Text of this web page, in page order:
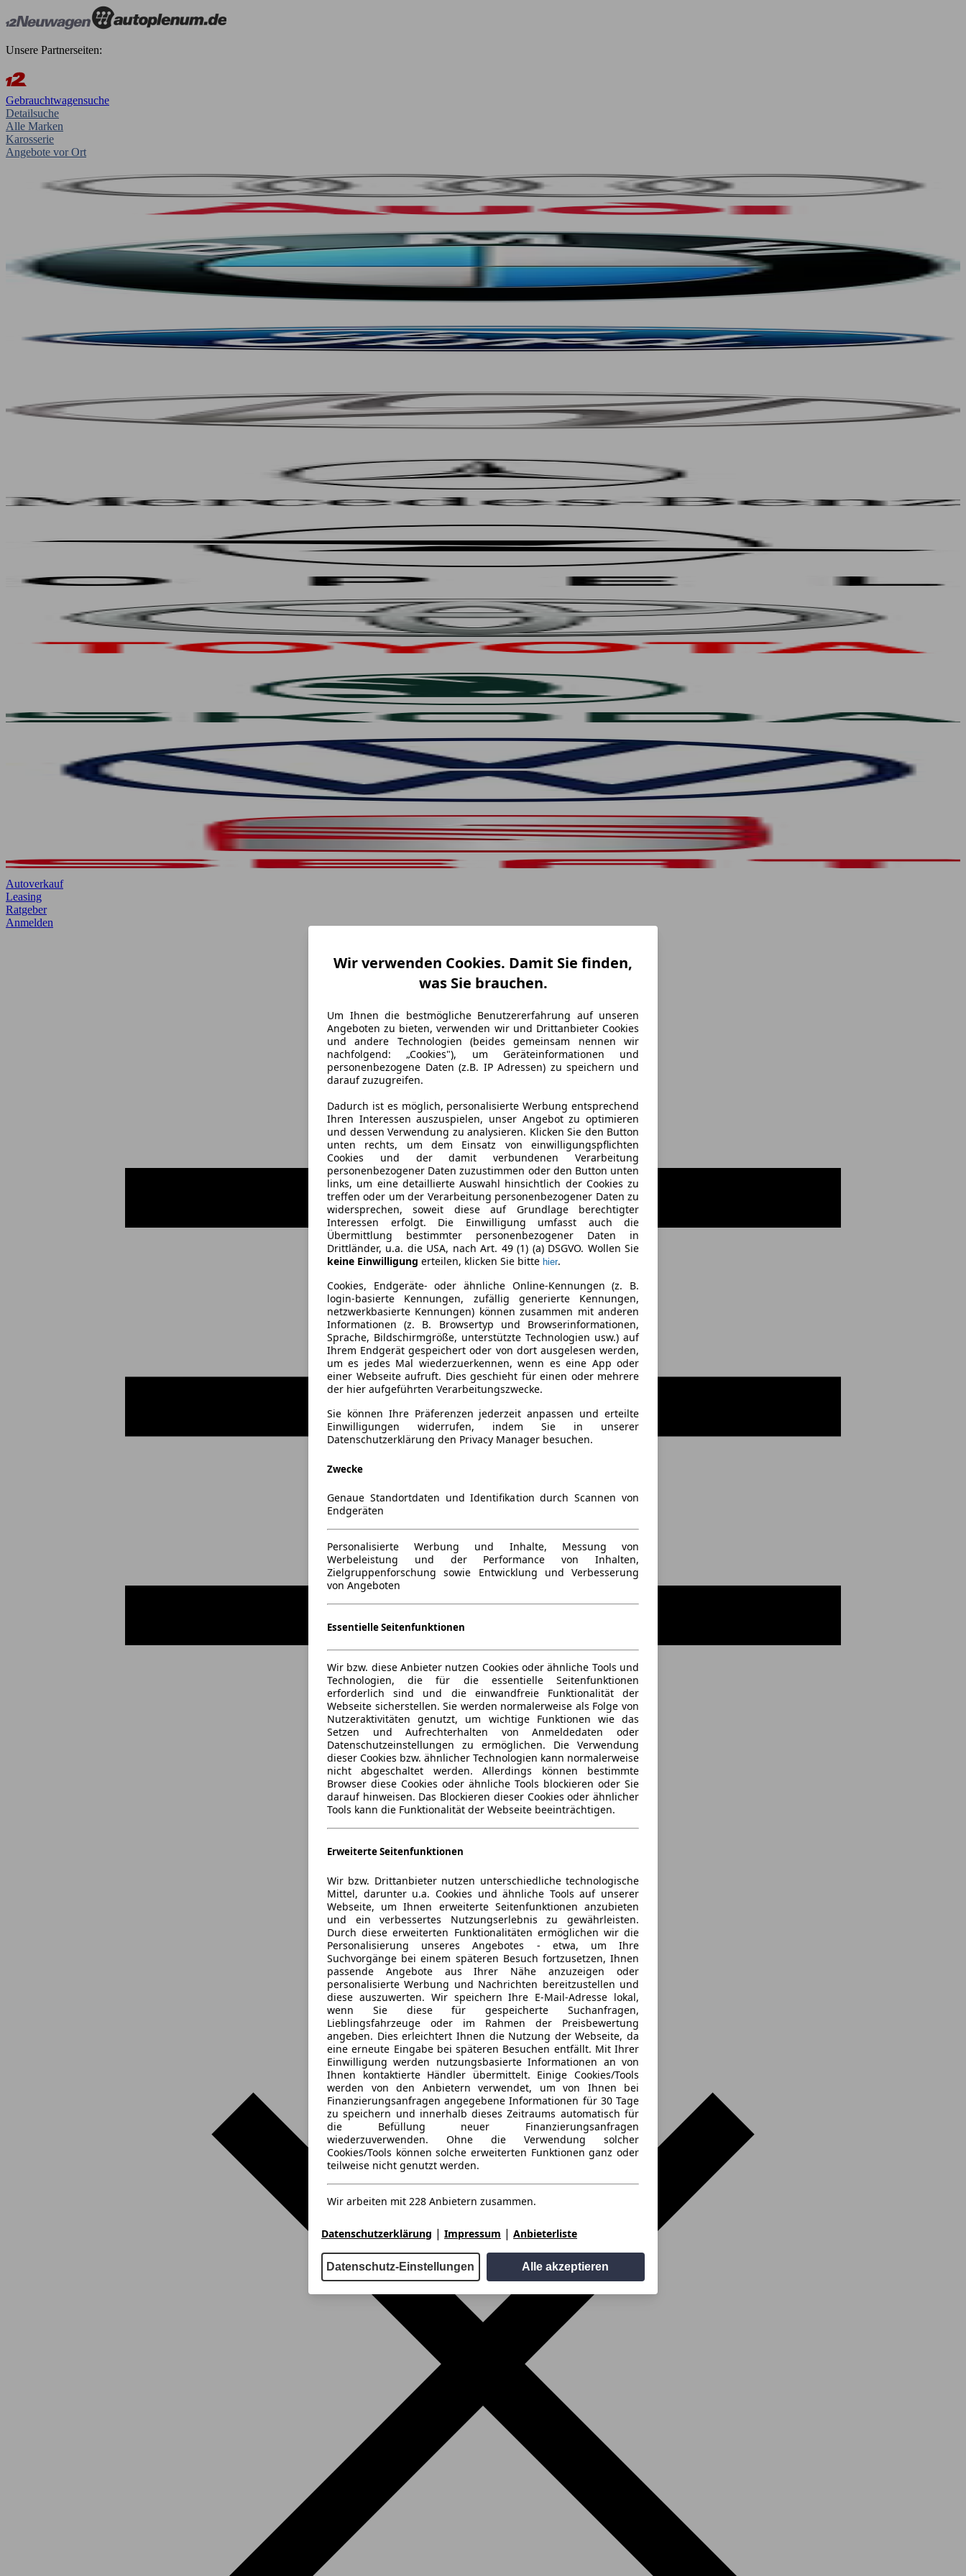
Unsere Partnerseiten:
Gebrauchtwagensuche
Detailsuche
Alle Marken
Karosserie
Angebote vor Ort
Autoverkauf
Leasing
Ratgeber
Anmelden
Wir verwenden Cookies. Damit Sie finden,
was Sie brauchen.
Um Ihnen die bestmögliche Benutzererfahrung auf unseren
Angeboten zu bieten, verwenden wir und Drittanbieter Cookies
und andere Technologien (beides gemeinsam nennen wir
nachfolgend: „Cookies"), um Geräteinformationen und
personenbezogene Daten (z.B. IP Adressen) zu speichern und
darauf zuzugreifen.
Dadurch ist es möglich, personalisierte Werbung entsprechend
Ihren Interessen auszuspielen, unser Angebot zu optimieren
und dessen Verwendung zu analysieren. Klicken Sie den Button
unten rechts, um dem Einsatz von einwilligungspflichten
Cookies und der damit verbundenen Verarbeitung
personenbezogener Daten zuzustimmen oder den Button unten
links, um eine detaillierte Auswahl hinsichtlich der Cookies zu
treffen oder um der Verarbeitung personenbezogener Daten zu
widersprechen, soweit diese auf Grundlage berechtigter
Interessen erfolgt. Die Einwilligung umfasst auch die
Übermittlung bestimmter personenbezogener Daten in
Drittländer, u.a. die USA, nach Art. 49 (1) (a) DSGVO. Wollen Sie
keine Einwilligung erteilen, klicken Sie bitte hier.
Cookies, Endgeräte- oder ähnliche Online-Kennungen (z. B.
login-basierte Kennungen, zufällig generierte Kennungen,
netzwerkbasierte Kennungen) können zusammen mit anderen
Informationen (z. B. Browsertyp und Browserinformationen,
Sprache, Bildschirmgröße, unterstützte Technologien usw.) auf
Ihrem Endgerät gespeichert oder von dort ausgelesen werden,
um es jedes Mal wiederzuerkennen, wenn es eine App oder
einer Webseite aufruft. Dies geschieht für einen oder mehrere
der hier aufgeführten Verarbeitungszwecke.
Sie können Ihre Präferenzen jederzeit anpassen und erteilte
Einwilligungen widerrufen, indem Sie in unserer
Datenschutzerklärung den Privacy Manager besuchen.
Zwecke
Genaue Standortdaten und Identifikation durch Scannen von
Endgeräten
Personalisierte Werbung und Inhalte, Messung von
Werbeleistung und der Performance von Inhalten,
Zielgruppenforschung sowie Entwicklung und Verbesserung
von Angeboten
Essentielle Seitenfunktionen
Wir bzw. diese Anbieter nutzen Cookies oder ähnliche Tools und
Technologien, die für die essentielle Seitenfunktionen
erforderlich sind und die einwandfreie Funktionalität der
Webseite sicherstellen. Sie werden normalerweise als Folge von
Nutzeraktivitäten genutzt, um wichtige Funktionen wie das
Setzen und Aufrechterhalten von Anmeldedaten oder
Datenschutzeinstellungen zu ermöglichen. Die Verwendung
dieser Cookies bzw. ähnlicher Technologien kann normalerweise
nicht abgeschaltet werden. Allerdings können bestimmte
Browser diese Cookies oder ähnliche Tools blockieren oder Sie
darauf hinweisen. Das Blockieren dieser Cookies oder ähnlicher
Tools kann die Funktionalität der Webseite beeinträchtigen.
Erweiterte Seitenfunktionen
Wir bzw. Drittanbieter nutzen unterschiedliche technologische
Mittel, darunter u.a. Cookies und ähnliche Tools auf unserer
Webseite, um Ihnen erweiterte Seitenfunktionen anzubieten
und ein verbessertes Nutzungserlebnis zu gewährleisten.
Durch diese erweiterten Funktionalitäten ermöglichen wir die
Personalisierung unseres Angebotes - etwa, um Ihre
Suchvorgänge bei einem späteren Besuch fortzusetzen, Ihnen
passende Angebote aus Ihrer Nähe anzuzeigen oder
personalisierte Werbung und Nachrichten bereitzustellen und
diese auszuwerten. Wir speichern Ihre E-Mail-Adresse lokal,
wenn Sie diese für gespeicherte Suchanfragen,
Lieblingsfahrzeuge oder im Rahmen der Preisbewertung
angeben. Dies erleichtert Ihnen die Nutzung der Webseite, da
eine erneute Eingabe bei späteren Besuchen entfällt. Mit Ihrer
Einwilligung werden nutzungsbasierte Informationen an von
Ihnen kontaktierte Händler übermittelt. Einige Cookies/Tools
werden von den Anbietern verwendet, um von Ihnen bei
Finanzierungsanfragen angegebene Informationen für 30 Tage
zu speichern und innerhalb dieses Zeitraums automatisch für
die Befüllung neuer Finanzierungsanfragen
wiederzuverwenden. Ohne die Verwendung solcher
Cookies/Tools können solche erweiterten Funktionen ganz oder
teilweise nicht genutzt werden.
Wir arbeiten mit 228 Anbietern zusammen.
Datenschutzerklärung | Impressum | Anbieterliste
Datenschutz-Einstellungen Alle akzeptieren